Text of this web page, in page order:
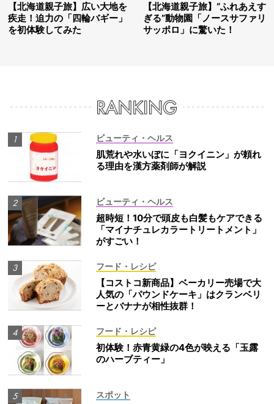
【北海道親子旅】広い大地を
疾走！迫力の「四輪バギー」
を初体験してみた
【北海道親子旅】“ふれあえす
ぎる”動物園「ノースサファリ
サッポロ」に驚いた！
ビューティ・ヘルス
肌荒れや水いぼに「ヨクイニン」が頼れ
る理由を漢方薬剤師が解説
ビューティ・ヘルス
超時短！10分で頭皮も白髪もケアできる
「マイナチュレカラートリートメント」
がすごい！
フード・レシピ
【コストコ新商品】ベーカリー売場で大
人気の「パウンドケーキ」はクランベリ
ーとバナナが相性抜群！
フード・レシピ
初体験！赤青黄緑の4色が映える「玉露
のハーブティー」
スポット